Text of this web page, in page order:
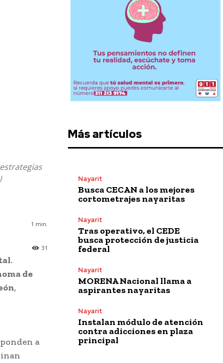
1 min.
31
.
de
,
a
Más artículos
Nayarit
Busca CECAN a los mejores
cortometrajes nayaritas
Nayarit
Tras operativo, el CEDE
busca protección de justicia
federal
Nayarit
MORENA Nacional llama a
aspirantes nayaritas
Nayarit
Instalan módulo de atención
contra adicciones en plaza
principal